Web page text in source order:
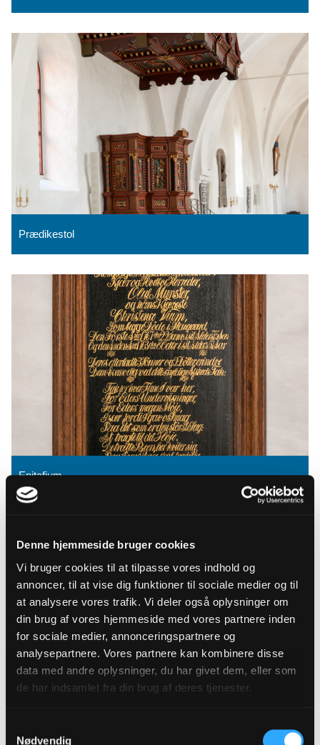
Denne hjemmeside bruger cookies
Vi bruger cookies til at tilpasse vores indhold og
annoncer, til at vise dig funktioner til sociale medier og til
at analysere vores trafik. Vi deler også oplysninger om
din brug af vores hjemmeside med vores partnere inden
for sociale medier, annonceringspartnere og
analysepartnere. Vores partnere kan kombinere disse
data med andre oplysninger, du har givet dem, eller som
de har indsamlet fra din brug af deres tjenester.
Nødvendig
Prædikestol
Epitafium